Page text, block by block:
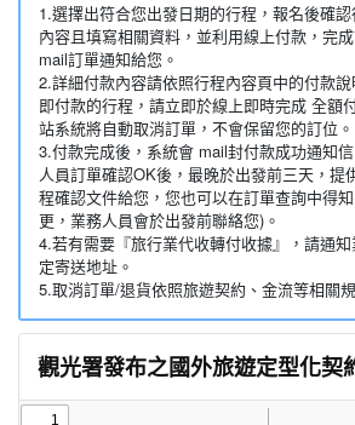
1.選擇出符合您出發日期的行程，報名後確
內容且填寫相關資料，並利用線上付款，完
mail訂單通知給您。
2.詳細付款內容請依照行程內容頁中的付款
即付款的行程，請立即於線上即時完成 全額
站系統將自動取消訂單，不會保留您的訂位。
3.付款完成後，系統會 mail封付款成功通知
人員訂單確認OK後，最晚於出發前三天，提
程確認文件給您，您也可以在訂單查詢中得
更，業務人員會於出發前聯絡您)。
4.若有需要『旅行業代收轉付收據』，請通
定寄送地址。
5.取消訂單/退貨依照旅遊契約、金流等相關
觀光署發布之國外旅遊定型化契